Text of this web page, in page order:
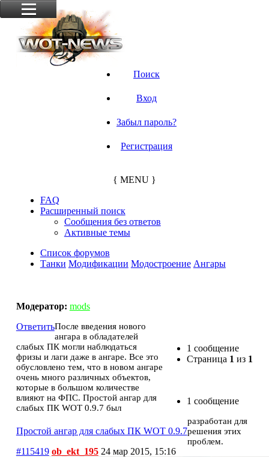
Поиск
Вход
Забыл пароль?
Регистрация
{ MENU }
FAQ
Расширенный поиск
Сообщения без ответов
Активные темы
Список форумов
Танки Модификации Модостроение Ангары
Модератор: mods
1 сообщение
Страница 1 из 1
1 сообщение
Ответить
Простой ангар для слабых ПК WOT 0.9.7
#115419 ob_ekt_195 24 мар 2015, 15:16
После введения нового
ангара в обладателей
слабых ПК могли наблюдаться
фризы и лаги даже в ангаре. Все это
обусловлено тем, что в новом ангаре
очень много различных объектов,
которые в большом количестве
влияют на ФПС. Простой ангар для
слабых ПК WOT 0.9.7 был
разработан для
решения этих
проблем.